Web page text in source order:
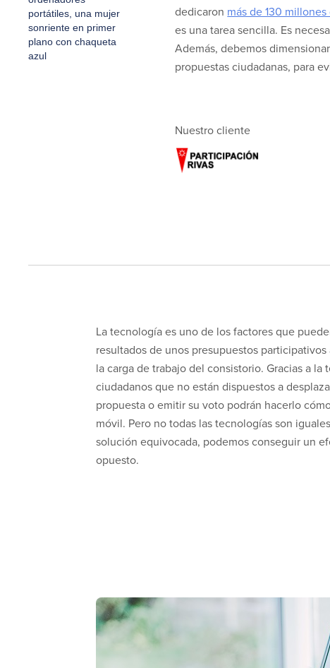
dedicaron más de 130
es una tarea sencilla. Es
Además, debemos
propuestas ciudadanas, para
Nuestro cliente
La tecnología es uno de los factores que
resultados de unos presupuestos
la carga de trabajo del consistorio. Gracias a la
ciudadanos que no están dispuestos a
propuesta o emitir su voto podrán hacerlo
móvil. Pero no todas las tecnologías son
solución equivocada, podemos conseguir un
opuesto.